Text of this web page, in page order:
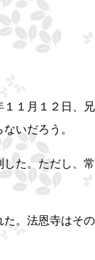
１月１２日、兄
いだろう。
。ただし、
。法恩寺はそ